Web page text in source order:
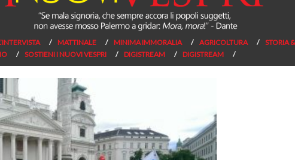
MATTINALE MINIMA IMMORALIA AGRICOLTURA
STORIA
SOSTIENI I NUOVI VESPRI DIGISTREAM DIGISTREAM